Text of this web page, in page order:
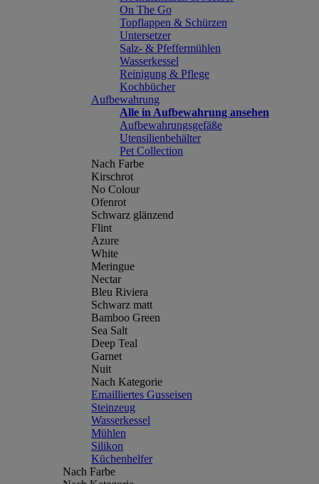
On The Go
Topflappen & Schürzen
Untersetzer
Salz- & Pfeffermühlen
Wasserkessel
Reinigung & Pflege
Kochbücher
Aufbewahrung
Alle in Aufbewahrung ansehen
Aufbewahrungsgefäße
Utensilienbehälter
Pet Collection
Nach Farbe
Kirschrot
No Colour
Ofenrot
Schwarz glänzend
Flint
Azure
White
Meringue
Nectar
Bleu Riviera
Schwarz matt
Bamboo Green
Sea Salt
Deep Teal
Garnet
Nuit
Nach Kategorie
Emailliertes Gusseisen
Steinzeug
Wasserkessel
Mühlen
Silikon
Küchenhelfer
Nach Farbe